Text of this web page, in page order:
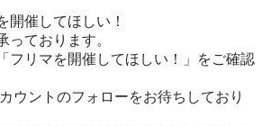
催してほしい！
っております。
フリマを開催してほしい！」をご確認
ウントのフォローをお待ちしており